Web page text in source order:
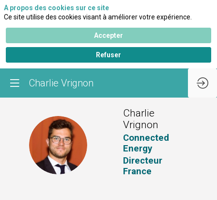
Charlie Vrignon
CV
Charlie
Vrignon
Connected
Energy
Directeur
France
A propos des cookies sur ce site
Ce site utilise des cookies visant à améliorer votre expérience.
Accepter
Refuser